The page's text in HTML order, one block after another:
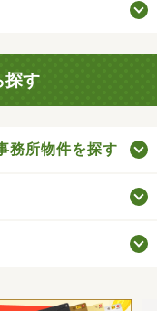
探す
務所物件を探す